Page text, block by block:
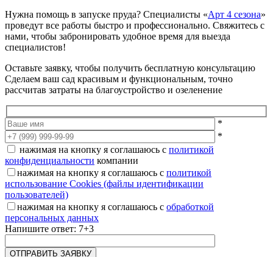
Нужна помощь в запуске пруда? Специалисты «Арт 4 сезона»
проведут все работы быстро и профессионально. Свяжитесь с
нами, чтобы забронировать удобное время для выезда
специалистов!
Оставьте заявку, чтобы получить бесплатную консультацию
Сделаем ваш сад красивым и функциональным, точно
рассчитав затраты на благоустройство и озеленение
*
*
нажимая на кнопку я соглашаюсь с политикой
конфиденциальности компании
нажимая на кнопку я соглашаюсь с политикой
использование Cookies (файлы идентификации
пользователей)
нажимая на кнопку я соглашаюсь с обработкой
персональных данных
Напишите ответ: 7+3